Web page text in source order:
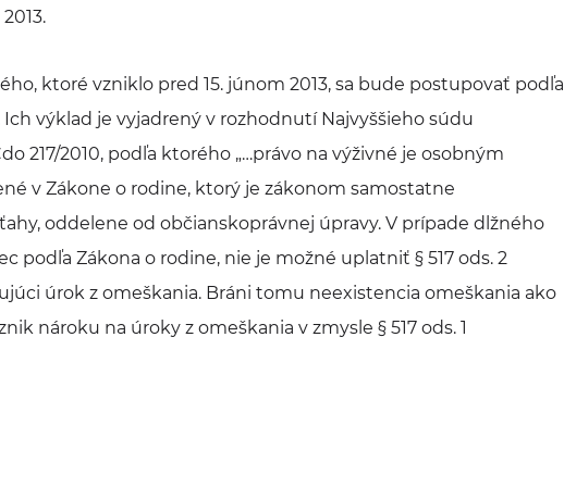
ktoré vzniklo pred 15. júnom 2013, sa bude postupovať podľa
výklad je vyjadrený v rozhodnutí Najvyššieho súdu
217/2010, podľa ktorého „…právo na výživné je osobným
v Zákone o rodine, ktorý je zákonom samostatne
oddelene od občianskoprávnej úpravy. V prípade dlžného
podľa Zákona o rodine, nie je možné uplatniť § 517 ods. 2
úrok z omeškania. Bráni tomu neexistencia omeškania ako
nároku na úroky z omeškania v zmysle § 517 ods. 1